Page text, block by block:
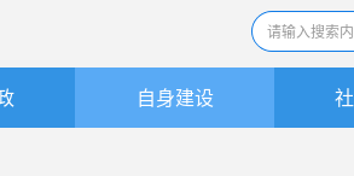
自身建设